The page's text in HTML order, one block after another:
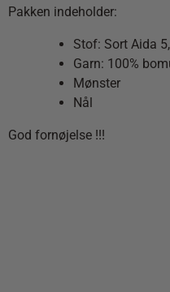
Pakken indeholder:
Stof: Sort Aida
Garn: 100%
Mønster
Nål
God fornøjelse !!!